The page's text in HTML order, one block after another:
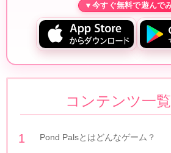
コンテンツ一覧
Pond Palsとはどんなゲーム？